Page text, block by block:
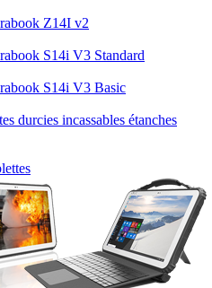
Z14I v2
S14i V3 Standard
S14i V3 Basic